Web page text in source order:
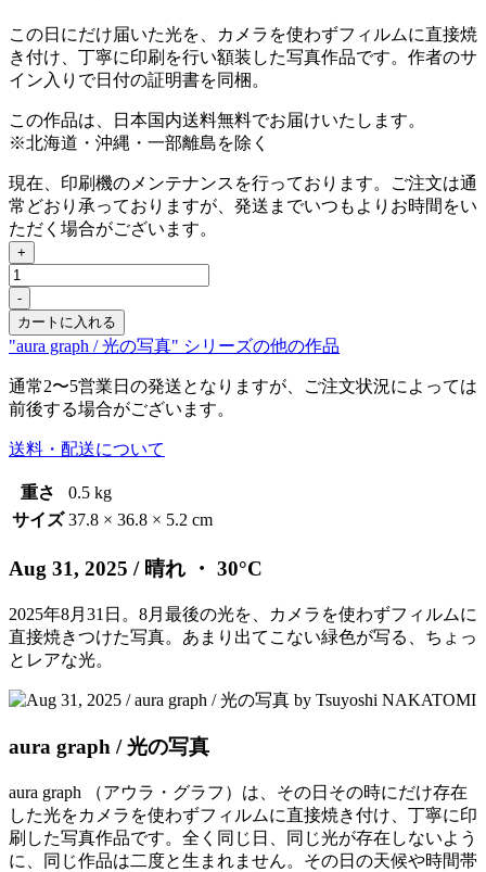
この日にだけ届いた光を、カメラを使わずフィルムに直接焼
き付け、丁寧に印刷を行い額装した写真作品です。作者のサ
イン入りで日付の証明書を同梱。
この作品は、日本国内送料無料でお届けいたします。
※北海道・沖縄・一部離島を除く
現在、印刷機のメンテナンスを行っております。ご注文は通
常どおり承っておりますが、発送までいつもよりお時間をい
ただく場合がございます。
+
Aug
31,
2025
個
-
カートに入れる
"aura graph / 光の写真" シリーズの他の作品
通常2〜5営業日の発送となりますが、ご注文状況によっては
前後する場合がございます。
送料・配送について
重さ
0.5 kg
サイズ 37.8 × 36.8 × 5.2 cm
Aug 31, 2025 / 晴れ ・ 30°C
2025年8月31日。8月最後の光を、カメラを使わずフィルムに
直接焼きつけた写真。あまり出てこない緑色が写る、ちょっ
とレアな光。
aura graph / 光の写真
aura graph （アウラ・グラフ）は、その日その時にだけ存在
した光をカメラを使わずフィルムに直接焼き付け、丁寧に印
刷した写真作品です。全く同じ日、同じ光が存在しないよう
に、同じ作品は二度と生まれません。その日の天候や時間帯